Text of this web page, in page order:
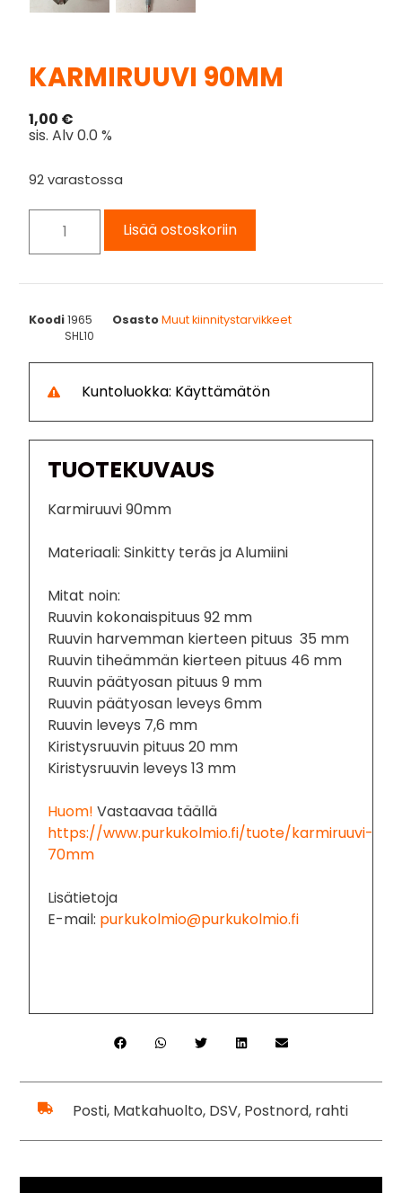
KARMIRUUVI 90MM
1,00 €
sis. Alv 0.0 %
92 varastossa
Lisää ostoskoriin
Koodi1965 OsastoMuut kiinnitystarvikkeet
SHL10
Kuntoluokka: Käyttämätön
TUOTEKUVAUS
Karmiruuvi 90mm
Materiaali: Sinkitty teräs ja Alumiini
Mitat noin:
Ruuvin kokonaispituus 92 mm
Ruuvin harvemman kierteen pituus 35 mm
Ruuvin tiheämmän kierteen pituus 46 mm
Ruuvin päätyosan pituus 9 mm
Ruuvin päätyosan leveys 6mm
Ruuvin leveys 7,6 mm
Kiristysruuvin pituus 20 mm
Kiristysruuvin leveys 13 mm
Huom! Vastaavaa täällä
https://www.purkukolmio.fi/tuote/karmiruuvi-
70mm
Lisätietoja
E-mail: purkukolmio@purkukolmio.fi
Posti, Matkahuolto, DSV, Postnord, rahti